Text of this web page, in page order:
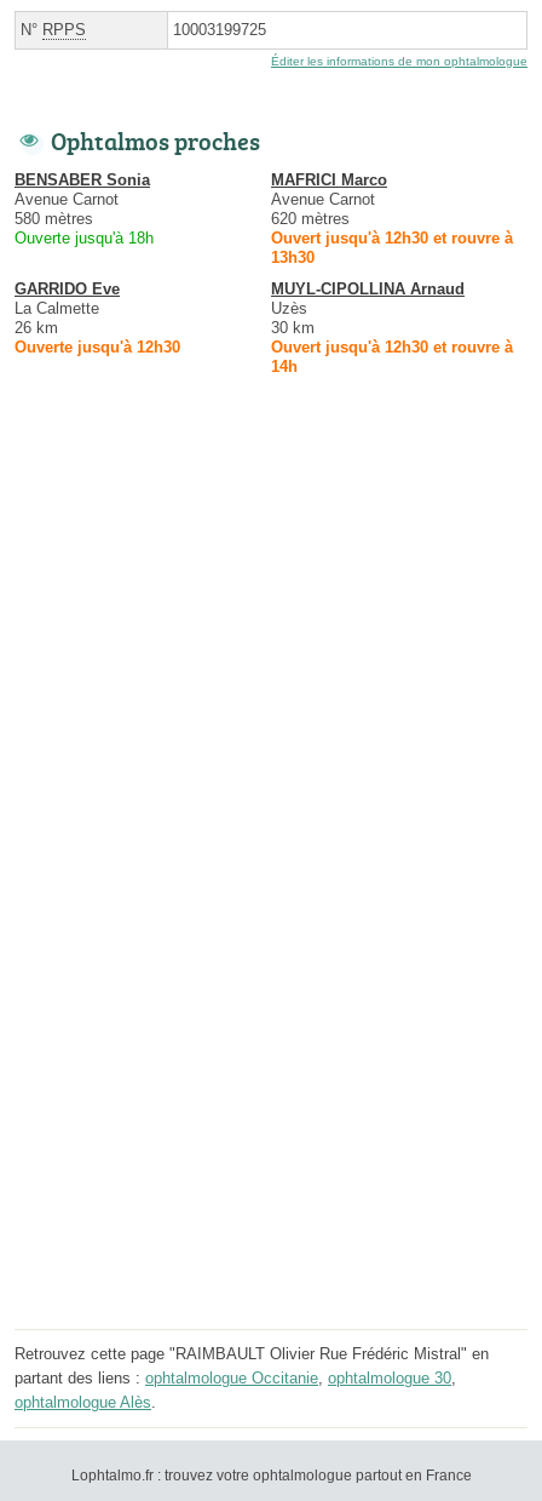
N° RPPS 10003199725
Éditer les informations de mon ophtalmologue
Ophtalmos proches
BENSABER Sonia
Avenue Carnot
580 mètres
Ouverte jusqu'à 18h
MAFRICI Marco
Avenue Carnot
620 mètres
Ouvert jusqu'à 12h30 et rouvre à
13h30
GARRIDO Eve
La Calmette
26 km
Ouverte jusqu'à 12h30
MUYL-CIPOLLINA Arnaud
Uzès
30 km
Ouvert jusqu'à 12h30 et rouvre à
14h
Retrouvez cette page "RAIMBAULT Olivier Rue Frédéric Mistral" en
partant des liens : ophtalmologue Occitanie, ophtalmologue 30,
ophtalmologue Alès.
Lophtalmo.fr : trouvez votre ophtalmologue partout en France